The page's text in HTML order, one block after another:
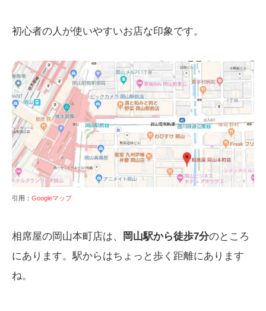
初心者の人が使いやすいお店な印象です。
引用： Googleマップ
相席屋の岡山本町店は、 岡山駅から徒歩7分のところ
にあります。駅からはちょっと歩く距離にあります
ね。